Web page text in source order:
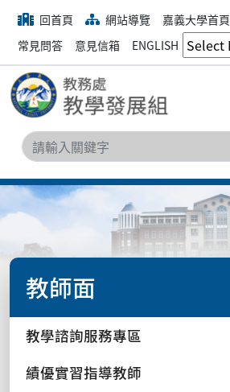
回首頁 網站導覽 嘉義大學首頁
常見問答
意見信箱 ENGLISH
教師面
教學諮詢服務專區
績優實習指導教師